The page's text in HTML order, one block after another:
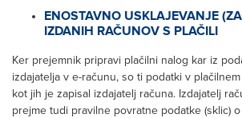
ENOSTAVNO USKLAJEVANJE
IZDANIH RAČUNOV S PLAČILI
Ker prejemnik pripravi plačilni nalog kar iz
izdajatelja v e-računu, so ti podatki v
kot jih je zapisal izdajatelj računa. Izdajatelj
prejme tudi pravilne povratne podatke (sklic)